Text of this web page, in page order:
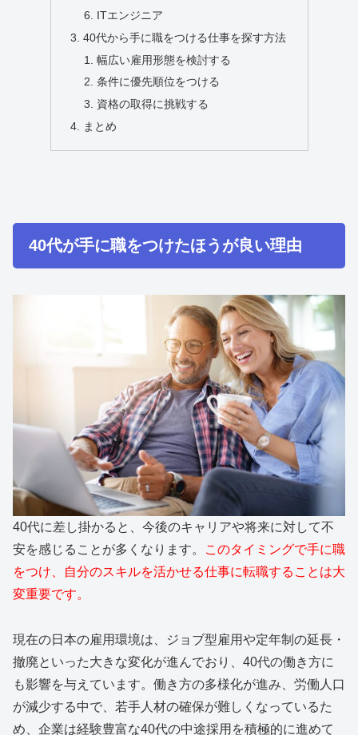
ITエンジニア
40代から手に職をつける仕事を探す方法
幅広い雇用形態を検討する
条件に優先順位をつける
資格の取得に挑戦する
まとめ
40代が手に職をつけたほうが良い理由
40代に差し掛かると、今後のキャリアや将来に対して不
安を感じることが多くなります。
このタイミングで手に職
をつけ、自分のスキルを活かせる仕事に転職することは大
変重要です。
現在の日本の雇用環境は、ジョブ型雇用や定年制の延長・
撤廃といった大きな変化が進んでおり、40代の働き方に
も影響を与えています。働き方の多様化が進み、労働人口
が減少する中で、若手人材の確保が難しくなっているた
め、企業は経験豊富な40代の中途採用を積極的に進めて